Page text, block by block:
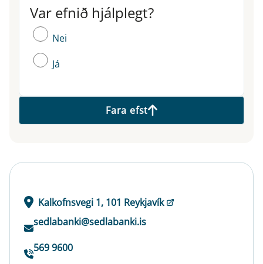
Var efnið hjálplegt?
Var efnið hjálplegt?
Nei
Já
Fara efst
Kalkofnsvegi 1, 101 Reykjavík
sedlabanki@sedlabanki.is
569 9600